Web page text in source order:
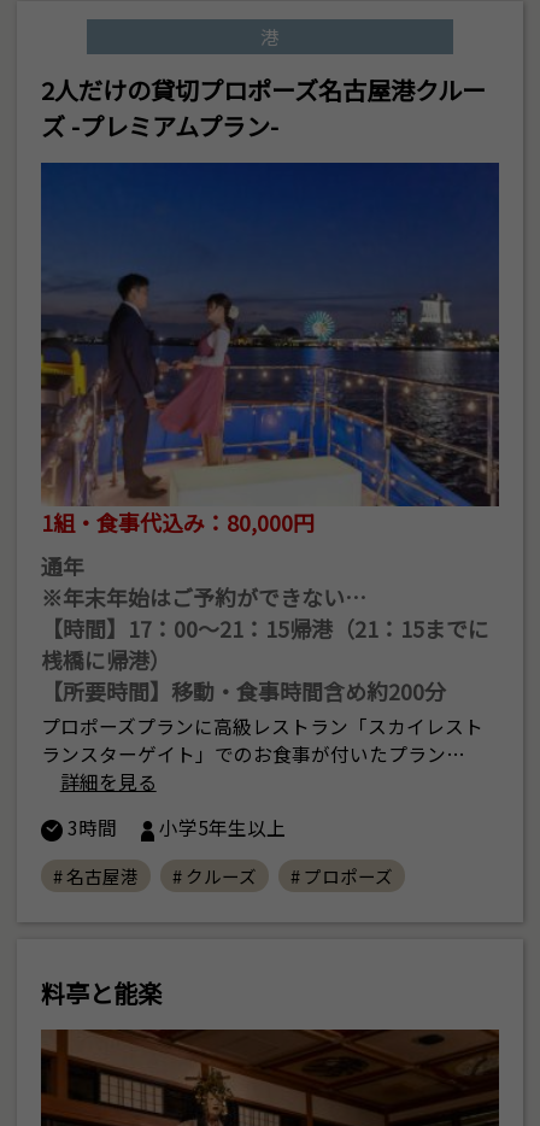
港
2人だけの貸切プロポーズ名古屋港クルー
ズ -プレミアムプラン-
1組・食事代込み：80,000円
通年
※年末年始はご予約ができない…
【時間】17：00〜21：15帰港（21：15までに
桟橋に帰港）
【所要時間】移動・食事時間含め約200分
プロポーズプランに高級レストラン「スカイレスト
ランスターゲイト」でのお食事が付いたプラン…
詳細を見る
3時間
小学5年生以上
# 名古屋港 # クルーズ # プロポーズ
料亭と能楽